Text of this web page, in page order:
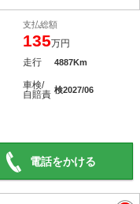
支払総額
135万円
走行 4887Km
車検/
自賠責 検2027/06
電話をかける